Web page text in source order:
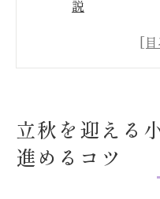
説
季節の変わり
小山聖苑を活
いて
葬儀費用を抑
立秋を迎える
進めるコツ